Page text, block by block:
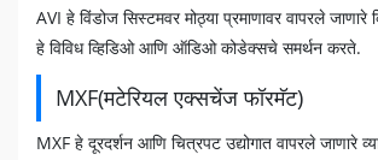
AVI हे विंडोज सिस्टमवर मोठ्या प्रमाणावर वापरले
हे विविध व्हिडिओ आणि ऑडिओ कोडेक्सचे समर्थन करते.
MXF(मटेरियल एक्सचेंज फॉरमॅट)
MXF हे दूरदर्शन आणि चित्रपट उद्योगात वापरले जाणारे